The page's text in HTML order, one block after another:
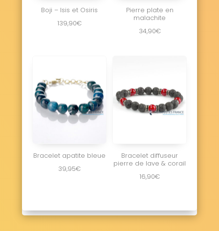
Boji – Isis et Osiris
139,90€
Pierre plate en
malachite
34,90€
Bracelet apatite bleue
39,95€
Bracelet diffuseur
pierre de lave & corail
16,90€